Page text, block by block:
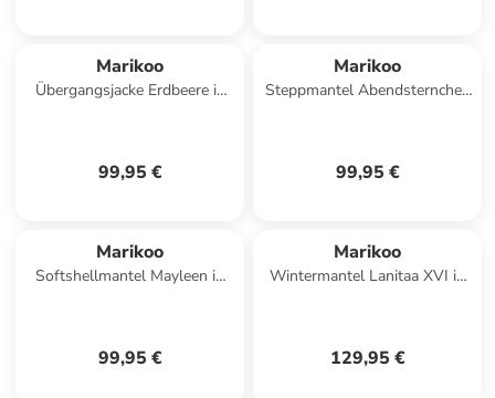
Marikoo
Übergangsjacke Erdbeere in
99,95 €
Marikoo
Steppmantel Abendsternchen
99,95 €
Marikoo
Softshellmantel Mayleen in
99,95 €
Marikoo
Wintermantel Lanitaa XVI in
129,95 €